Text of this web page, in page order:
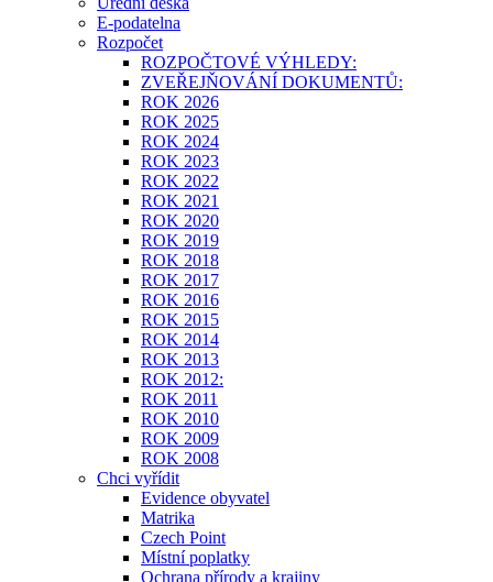
E-podatelna
Rozpočet
ROZPOČTOVÉ VÝHLEDY:
ZVEŘEJŇOVÁNÍ DOKUMENTŮ:
ROK 2026
ROK 2025
ROK 2024
ROK 2023
ROK 2022
ROK 2021
ROK 2020
ROK 2019
ROK 2018
ROK 2017
ROK 2016
ROK 2015
ROK 2014
ROK 2013
ROK 2012:
ROK 2011
ROK 2010
ROK 2009
ROK 2008
Chci vyřídit
Evidence obyvatel
Matrika
Czech Point
Místní poplatky
Ochrana přírody a krajiny